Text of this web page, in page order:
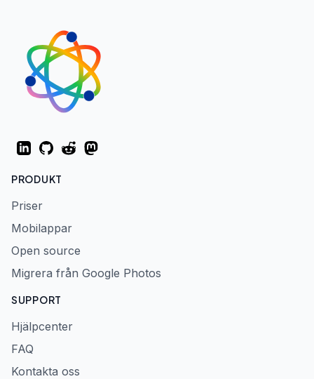
LinkedInGitHubRedditMastodon
PRODUKT
Priser
Mobilappar
Open source
Migrera från Google Photos
SUPPORT
Hjälpcenter
FAQ
Kontakta oss